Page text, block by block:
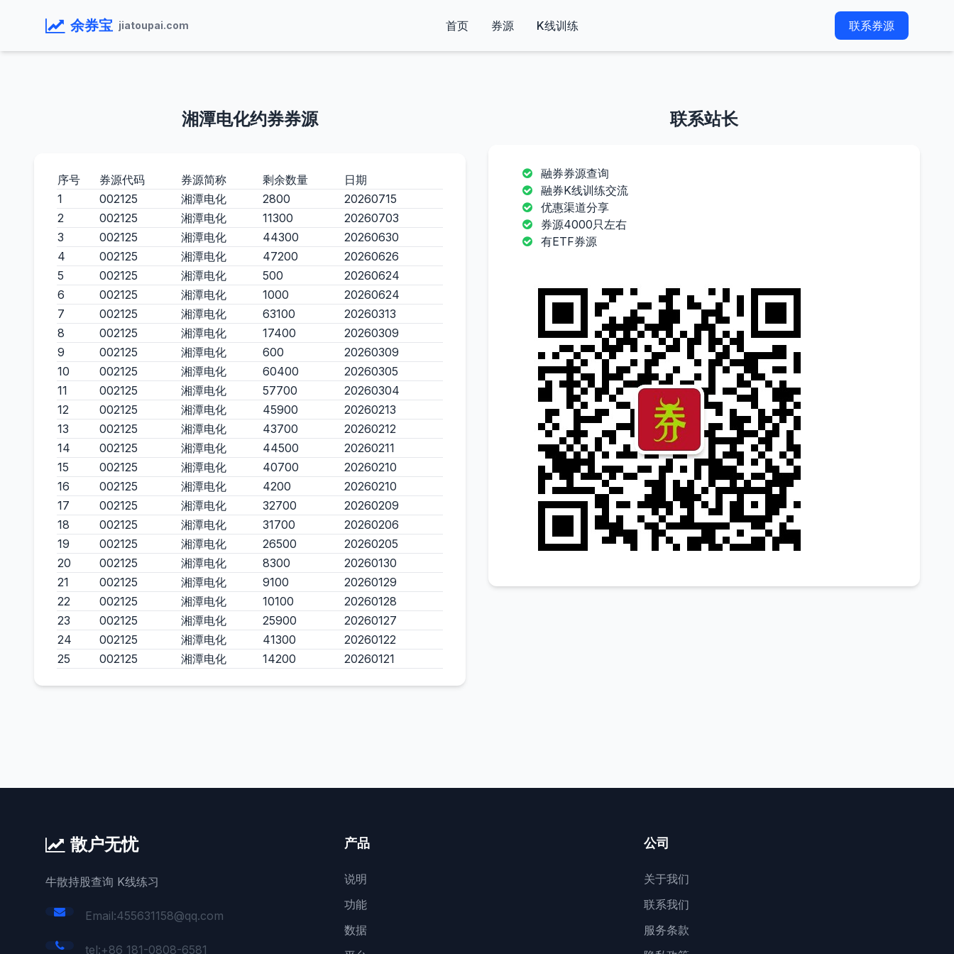
余券宝 jiatoupai.com 首页 券源 K线训练 联系券源
湘潭电化约券券源
序号 券源代码 券源简称 剩余数量
日期
1
002125 湘潭电化 2800
20260715
2
002125 湘潭电化 11300
20260703
3
002125 湘潭电化 44300
20260630
4
002125 湘潭电化 47200
20260626
5
002125 湘潭电化 500
20260624
6
002125 湘潭电化 1000
20260624
7
002125 湘潭电化 63100
20260313
8
002125 湘潭电化 17400
20260309
9
002125 湘潭电化 600
20260309
10
002125 湘潭电化 60400
20260305
11
002125 湘潭电化 57700
20260304
12
002125 湘潭电化 45900
20260213
13
002125 湘潭电化 43700
20260212
14
002125 湘潭电化 44500
20260211
15
002125 湘潭电化 40700
20260210
16
002125 湘潭电化 4200
20260210
17
002125 湘潭电化 32700
20260209
18
002125 湘潭电化 31700
20260206
19
002125 湘潭电化 26500
20260205
20
002125 湘潭电化 8300
20260130
21
002125 湘潭电化 9100
20260129
22
002125 湘潭电化 10100
20260128
23
002125 湘潭电化 25900
20260127
24
002125 湘潭电化 41300
20260122
25
002125 湘潭电化 14200 20260121
联系站长
融券券源查询
融券K线训练交流
优惠渠道分享
券源4000只左右
有ETF券源
散户无忧
牛散持股查询 K线练习
Email:455631158@qq.com
tel:+86 181-0808-6581
产品
说明
功能
数据
公司
关于我们
联系我们
服务条款